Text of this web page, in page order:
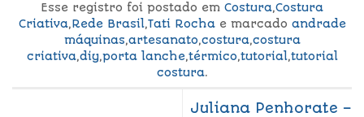
Esse registro foi postado em Costura,Costura
Criativa,Rede Brasil,Tati Rochae marcado andrade
máquinas,artesanato,costura,costura
criativa,diy,porta lanche,térmico,tutorial,tutorial
costura.
Juliana Penhorate –